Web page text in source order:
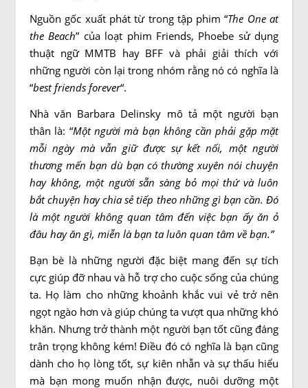
Nguồn gốc xuất phát từ trong tập phim “The One at
the Beach” của loạt phim Friends, Phoebe sử dụng
thuật ngữ MMTB hay BFF và phải giải thích với
những người còn lại trong nhóm rằng nó có nghĩa là
“best friends forever“.
Nhà văn Barbara Delinsky mô tả một người bạn
thân là: “Một người mà bạn không cần phải gặp mặt
mỗi ngày mà vẫn giữ được sự kết nối, một người
thương mến bạn dù bạn có thường xuyên nói chuyện
hay không, một người sẵn sàng bỏ mọi thứ và luôn
bắt chuyện hay chia sẻ tiếp theo những gì bạn cần. Đó
là một người không quan tâm đến việc bạn ấy ăn ở
đâu hay ăn gì, miễn là bạn ta luôn quan tâm về bạn.”
Bạn bè là những người đặc biệt mang đến sự tích
cực giúp đỡ nhau và hỗ trợ cho cuộc sống của chúng
ta. Họ làm cho những khoảnh khắc vui vẻ trở nên
ngọt ngào hơn và giúp chúng ta vượt qua những khó
khăn. Nhưng trở thành một người bạn tốt cũng đáng
trân trọng không kém! Điều đó có nghĩa là bạn cũng
dành cho họ lòng tốt, sự kiên nhẫn và sự thấu hiểu
mà bạn mong muốn nhận được, nuôi dưỡng một